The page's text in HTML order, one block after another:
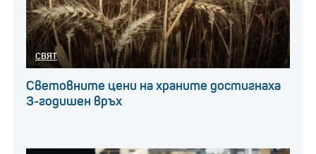
СВЯТ
Световните цени на храните достигнаха
3-годишен връх